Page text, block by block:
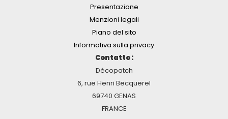
Presentazione
Menzioni legali
Piano del sito
Informativa sulla privacy
Contatto :
Décopatch
6, rue Henri Becquerel
69740 GENAS
FRANCE